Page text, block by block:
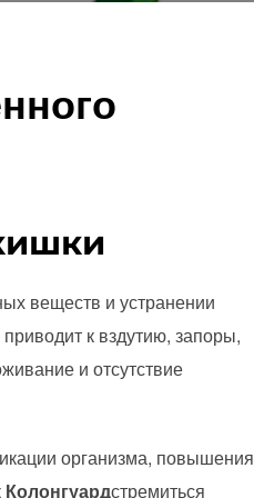
веществ и устранении
к вздутию, запоры,
и отсутствие
организма, повышения
Колонгуардстремиться